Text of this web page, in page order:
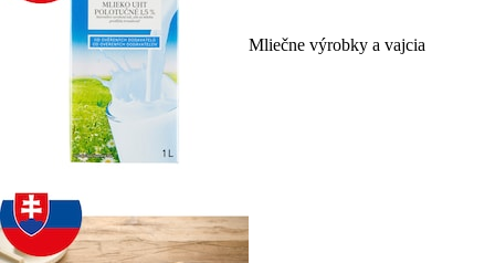
Mliečne výrobky a vajcia